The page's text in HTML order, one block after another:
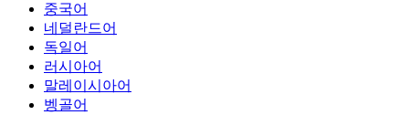
중국어
네덜란드어
독일어
러시아어
말레이시아어
벵골어